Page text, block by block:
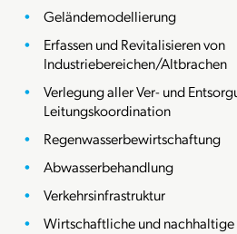
Geländemodellierung
Erfassen und Revitalisieren von
Industriebereichen/Altbrachen
Verlegung aller Ver- und
Leitungskoordination
Regenwasserbewirtschaftung
Abwasserbehandlung
Verkehrsinfrastruktur
Wirtschaftliche und